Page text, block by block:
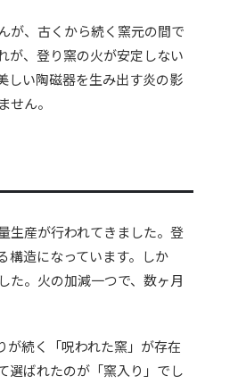
が、古くから続く窯元の間で
が、登り窯の火が安定しない
しい陶磁器を生み出す炎の影
ん。
生産が行われてきました。登
構造になっています。しか
た。火の加減一つで、数ヶ月
が続く「呪われた窯」が存在
選ばれたのが「窯入り」でし